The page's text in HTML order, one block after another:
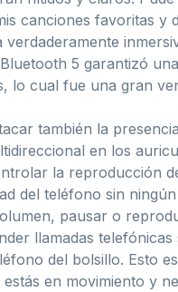
canciones favoritas y
verdaderamente
5 garantizó
lo cual fue una gran
también la
en los
la reproducción
del teléfono sin
pausar o
llamadas telefónicas
del bolsillo. Esto
en movimiento y